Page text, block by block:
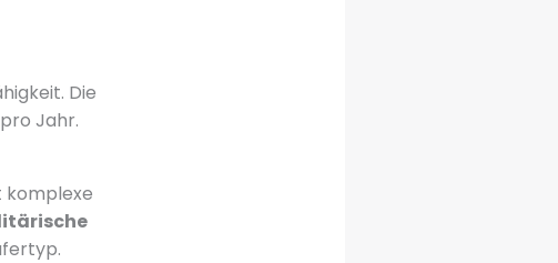
Die
Jahr.
komplexe